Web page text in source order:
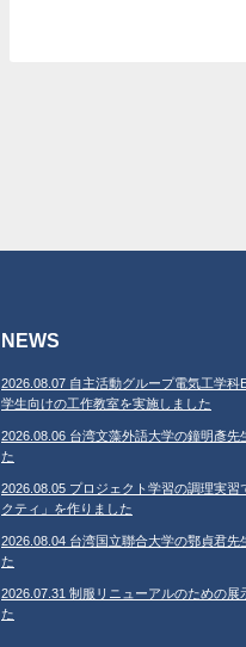
NEWS
2026.08.07 自主活動グループ電気工学科
学生向けの工作教室を実施しました
2026.08.06 台湾文藻外語大学の鐘明彥先
た
2026.08.05 プロジェクト学習の調理実習
クティ」を作りました
2026.08.04 台湾国立聯合大学の鄂貞君先
た
2026.07.31 制服リニューアルのための展
た